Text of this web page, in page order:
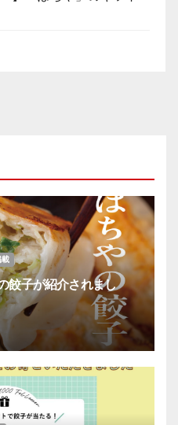
載
餃子が紹介されまし